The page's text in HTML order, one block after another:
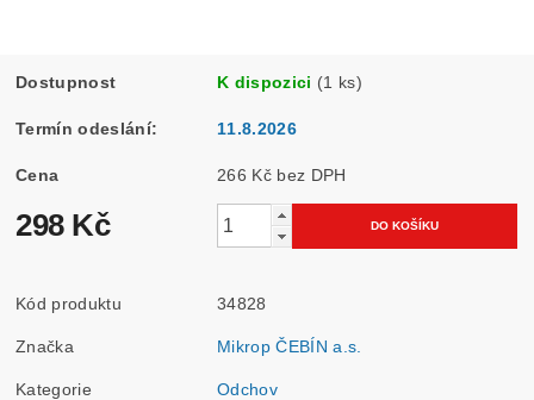
Dostupnost K dispozici (1 ks)
Termín odeslání: 11.8.2026
Cena 266 Kč bez DPH
298 Kč
Kód produktu 34828
Značka Mikrop ČEBÍN a.s.
Kategorie Odchov